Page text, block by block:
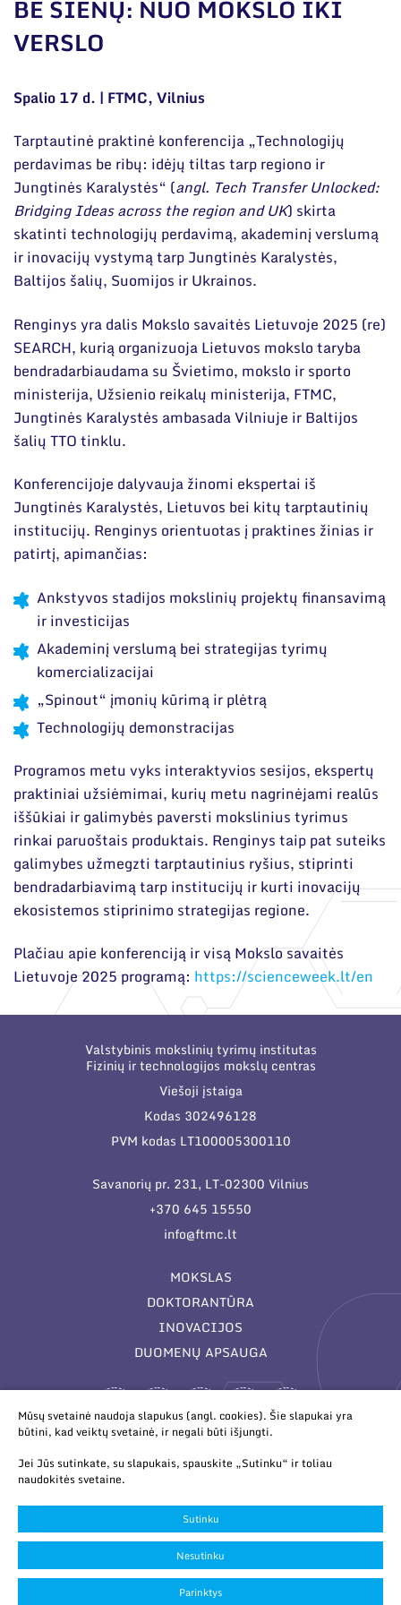
organizacijose bei asociacijose
Administracija
BE SIENŲ: NUO MOKSLO IKI
VERSLO
Spalio 17 d. | FTMC, Vilnius
Tarptautinė praktinė konferencija „Technologijų
perdavimas be ribų: idėjų tiltas tarp regiono ir
Jungtinės Karalystės“ (angl. Tech Transfer Unlocked:
Bridging Ideas across the region and UK) skirta
skatinti technologijų perdavimą, akademinį verslumą
ir inovacijų vystymą tarp Jungtinės Karalystės,
Baltijos šalių, Suomijos ir Ukrainos.
Renginys yra dalis Mokslo savaitės Lietuvoje 2025 (re)
SEARCH, kurią organizuoja Lietuvos mokslo taryba
bendradarbiaudama su Švietimo, mokslo ir sporto
ministerija, Užsienio reikalų ministerija, FTMC,
Jungtinės Karalystės ambasada Vilniuje irBaltijos
šalių TTO tinklu.
Konferencijoje dalyvauja žinomi ekspertai iš
Jungtinės Karalystės, Lietuvos bei kitų tarptautinių
institucijų. Renginys orientuotas į praktines žinias ir
patirtį, apimančias:
Ankstyvos stadijos mokslinių projektų finansavimą
ir investicijas
Akademinį verslumą bei strategijas tyrimų
komercializacijai
„Spinout“ įmonių kūrimą ir plėtrą
Technologijų demonstracijas
Programos metu vyks interaktyvios sesijos, ekspertų
praktiniai užsiėmimai, kurių metu nagrinėjami realūs
iššūkiai ir galimybės paversti mokslinius tyrimus
rinkai paruoštais produktais. Renginys taip pat suteiks
galimybes užmegzti tarptautinius ryšius, stiprinti
bendradarbiavimą tarp institucijų ir kurti inovacijų
ekosistemos stiprinimo strategijas regione.
Plačiau apie konferenciją ir visą Mokslo savaitės
Lietuvoje 2025 programą: https://scienceweek.lt/en
Valstybinis mokslinių tyrimų institutas
Fizinių ir technologijos mokslų centras
Viešoji įstaiga
Kodas 302496128
PVM kodas LT100005300110
Savanorių pr. 231, LT-02300 Vilnius
+370 645 15550
info@ftmc.lt
MOKSLAS
DOKTORANTŪRA
INOVACIJOS
DUOMENŲ APSAUGA
© 2026 Valstybinis mokslinių tyrimų institutas Fizinių ir
technologijos mokslų centras. Duomenys kaupiami ir saugomi
Juridinių asmenų registre.
Slapukų parinktys
Duomenų apsauga
Sukurta:TEXUS
Mūsų svetainė naudoja slapukus (angl. cookies). Šie slapukai yra
būtini, kad veiktų svetainė, ir negali būti išjungti.
Jei Jūs sutinkate, su slapukais, spauskite „Sutinku“ ir toliau
naudokitės svetaine.
Sutinku
Nesutinku
Parinktys